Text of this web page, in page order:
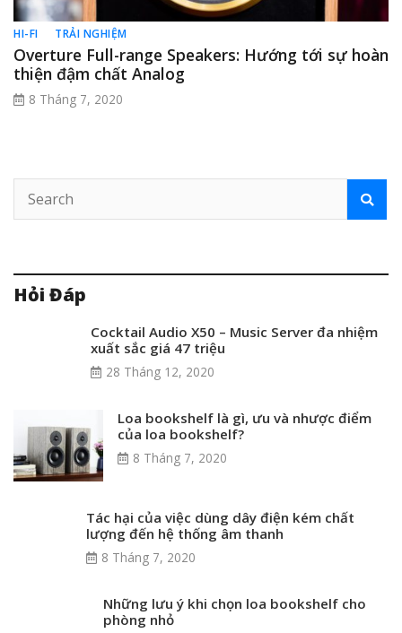
HI-FI TRẢI NGHIỆM
Overture Full-range Speakers: Hướng tới sự hoàn
thiện đậm chất Analog
8 Tháng 7, 2020
Hỏi Đáp
Cocktail Audio X50 – Music Server đa nhiệm
xuất sắc giá 47 triệu
28 Tháng 12, 2020
Loa bookshelf là gì, ưu và nhược điểm
của loa bookshelf?
8 Tháng 7, 2020
Tác hại của việc dùng dây điện kém chất
lượng đến hệ thống âm thanh
8 Tháng 7, 2020
Những lưu ý khi chọn loa bookshelf cho
phòng nhỏ